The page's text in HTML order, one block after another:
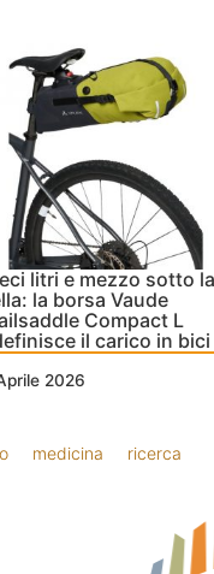
litri e mezzo sotto la
la borsa Vaude
Compact L
il carico in bici
2026
medicina ricerca